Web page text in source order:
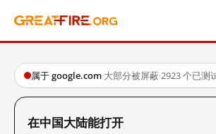
属于 google.com·大部分被屏蔽·2923 个已测
在中国大陆能打开